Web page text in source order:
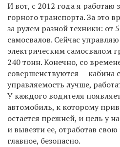
И вот, с 2012 года я работаю
горного транспорта. За это
за рулем разной техники: от
самосвалов. Сейчас
электрическим самосвалом
240 тонн. Конечно, со
совершенствуются — кабина
управляемость лучше,
У каждого водителя
автомобиль, к которому
остается прежней, и цель у
и вывезти ее, отработав
главное, безопасно.